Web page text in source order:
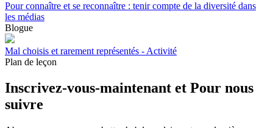
Pour connaître et se reconnaître : tenir compte de la diversité dans
les médias
Blogue
Mal choisis et rarement représentés - Activité
Plan de leçon
Inscrivez-vous-maintenant et Pour nous
suivre